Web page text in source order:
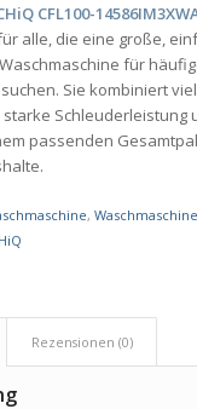
CFL100-
alle, die eine große,
für
Sie kombiniert viel
Schleuderleistung
passenden
,
Rezensionen (0)